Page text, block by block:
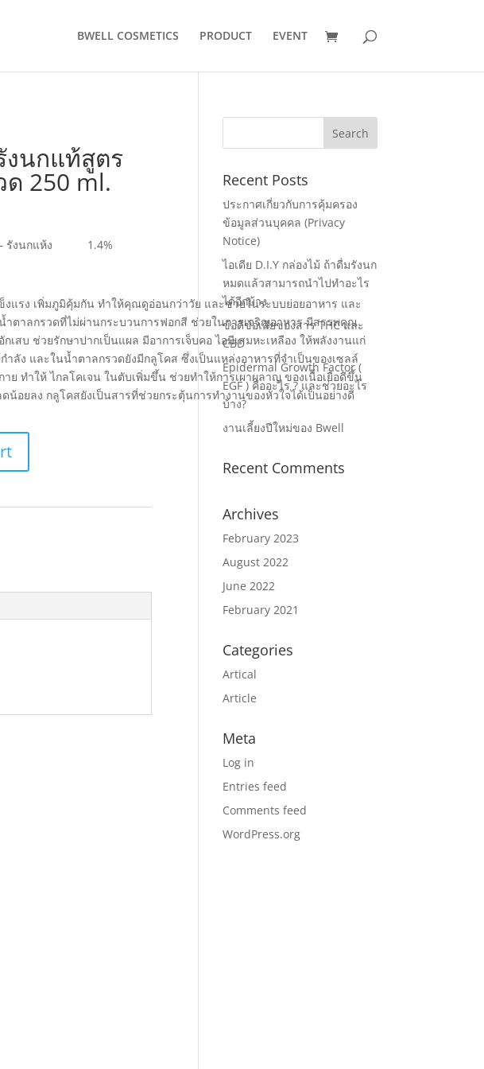
BWELL COSMETICS PRODUCT EVENT
งนกแท้สูตร
250 ml.
– รังนกแห้ง 1.4%
งแรง เพิ่มภูมิคุ้มกัน ทำให้คุณดูอ่อนกว่าวัย และช่วยในระบบย่อยอาหาร และ
ตาลกรวดที่ไม่ผ่านกระบวนการฟอกสี ช่วยในการเจริญอาหาร มีสรรพคุณ
เสบ ช่วยรักษาปากเป็นแผล มีอาการเจ็บคอ ไอมีเสมหะเหลือง ให้พลังงานแก่
ำลัง และในน้ำตาลกรวดยังมีกลูโคส ซึ่งเป็นแหล่งอาหารที่จำเป็นของเซลล์
าย ทำให้ ไกลโคเจน ในตับเพิ่มขึ้น ช่วยทำให้การเผาผลาญ ของเนื้อเยื่อดีขึ้น
อยลง กลูโคสยังเป็นสารที่ช่วยกระตุ้นการทำงานของหัวใจได้เป็นอย่างดี
Recent Posts
ประกาศเกี่ยวกับการคุ้มครอง
ข้อมูลส่วนบุคคล (Privacy
Notice)
ไอเดีย D.I.Y กล่องไม้ ถ้าดื่มรังนก
หมดแล้วสามารถนำไปทำอะไร
ได้อีกบ้าง
ข้อดีข้อเสียของสาร THC และ
CBD
Epidermal Growth Factor (
EGF ) คืออะไร ? และช่วยอะไร
บ้าง?
งานเลี้ยงปีใหม่ของ Bwell
Recent Comments
Archives
February 2023
August 2022
June 2022
February 2021
Categories
Artical
Article
Meta
Log in
Entries feed
Comments feed
WordPress.org